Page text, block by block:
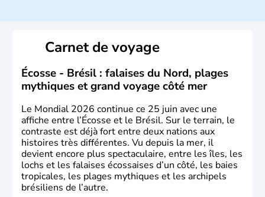
du Brésil ont été atteintes par le portugais Cabral en
1500. Durant le XVIe siècle, de très nombreux esclaves
venus d'Afrique ont permis une large exploitation des
ressources en sucre du pays.
Carnet de voyage
Écosse - Brésil : falaises du Nord, plages
mythiques et grand voyage côté mer
Le Mondial 2026 continue ce 25 juin avec une
affiche entre l’Écosse et le Brésil. Sur le terrain, le
contraste est déjà fort entre deux nations aux
histoires très différentes. Vu depuis la mer, il
devient encore plus spectaculaire, entre les îles, les
lochs et les falaises écossaises d’un côté, les baies
tropicales, les plages mythiques et les archipels
brésiliens de l’autre.